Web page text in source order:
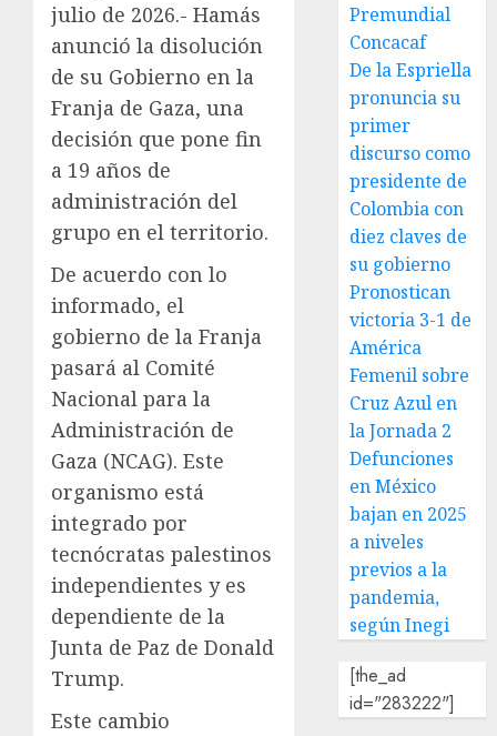
julio de 2026.- Hamás
anunció la disolución
de su Gobierno en la
Franja de Gaza, una
decisión que pone fin
a 19 años de
administración del
grupo en el territorio.
De acuerdo con lo
informado, el
gobierno de la Franja
pasará al Comité
Nacional para la
Administración de
Gaza (NCAG). Este
organismo está
integrado por
tecnócratas palestinos
independientes y es
dependiente de la
Junta de Paz de Donald
Trump.
Este cambio
Premundial
Concacaf
De la Espriella
pronuncia su
primer
discurso como
presidente de
Colombia con
diez claves de
su gobierno
Pronostican
victoria 3-1 de
América
Femenil sobre
Cruz Azul en
la Jornada 2
Defunciones
en México
bajan en 2025
a niveles
previos a la
pandemia,
según Inegi
[the_ad
id="283222"]